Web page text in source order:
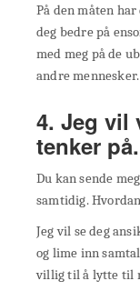
På den måten
deg bedre på
med meg på de
andre mennesker.
4. Jeg vil
tenker på.
Du kan sende
samtidig.
Jeg vil se deg
og lime inn
villig til å lytte til